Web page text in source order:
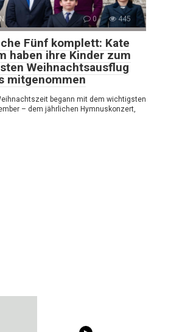
0 445
Fünf komplett: Kate
haben ihre Kinder zum
Weihnachtsausflug
mitgenommen
begann mit dem wichtigsten
– dem jährlichen Hymnuskonzert,